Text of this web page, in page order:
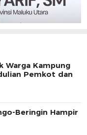
Warga Kampung
Pemkot dan
Beringin Hampir